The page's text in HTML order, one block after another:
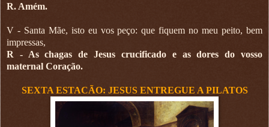
R. Amém.
V - Santa Mãe, isto eu vos peço: que fiquem no meu peito, bem
impressas,
R - As chagas de Jesus crucificado e as dores do vosso
maternal Coração.
SEXTA ESTACÃO: JESUS ENTREGUE A PILATOS